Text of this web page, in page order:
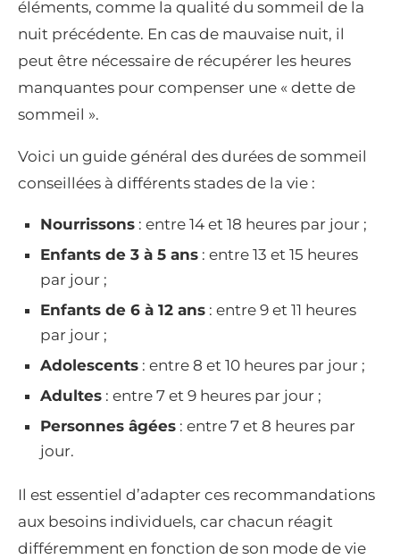
éléments, comme la qualité du sommeil de la
nuit précédente. En cas de mauvaise nuit, il
peut être nécessaire de récupérer les heures
manquantes pour compenser une « dette de
sommeil ».
Voici un guide général des durées de sommeil
conseillées à différents stades de la vie :
Nourrissons : entre 14 et 18 heures par jour ;
Enfants de 3 à 5 ans : entre 13 et 15 heures
par jour ;
Enfants de 6 à 12 ans : entre 9 et 11 heures
par jour ;
Adolescents : entre 8 et 10 heures par jour ;
Adultes : entre 7 et 9 heures par jour ;
Personnes âgées : entre 7 et 8 heures par
jour.
Il est essentiel d’adapter ces recommandations
aux besoins individuels, car chacun réagit
différemment en fonction de son mode de vie